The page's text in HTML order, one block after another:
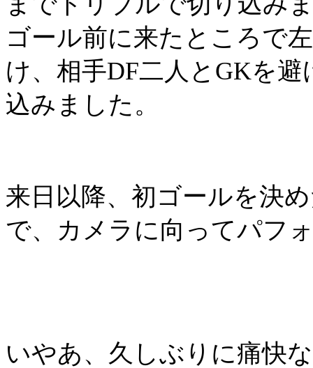
ゴール前に来たところで
け、相手DF二人と GKを避
込みました。
来日以降、初ゴールを決
で、カメラに向ってパフ
いやあ、久しぶりに痛快